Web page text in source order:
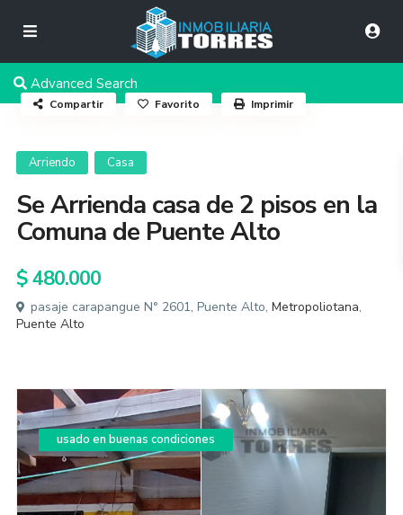
Advanced Search
Arriendo Casa
Se Arrienda casa de 2 pisos en la
Comuna de Puente Alto
$ 480.000
pasaje carapangue N° 2601, Puente Alto,Metropoliotana,
Puente Alto
Compartir Favorito Imprimir
usado en buenas condiciones